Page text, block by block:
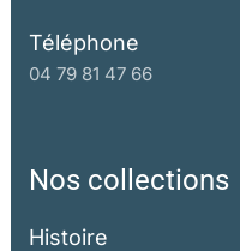
Téléphone
04 79 81 47 66
Nos collections
Histoire